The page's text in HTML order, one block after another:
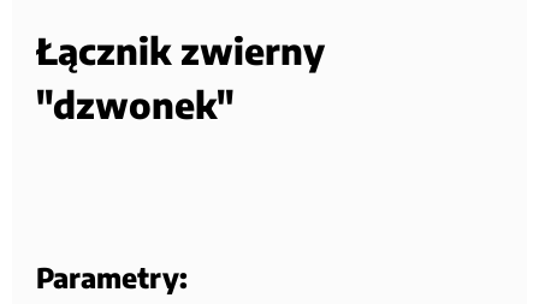
Łącznik zwierny
"dzwonek"
Parametry: